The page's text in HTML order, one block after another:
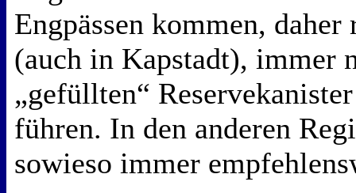
Engpässen kommen,
(auch in Kapstadt), immer
„gefüllten“
führen. In den anderen
sowieso immer